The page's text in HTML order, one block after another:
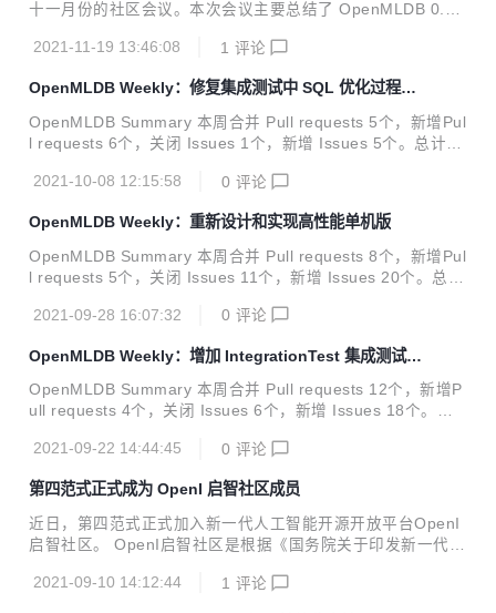
十一月份的社区会议。本次会议主要总结了 OpenMLDB 0.3.
时，社区成员对于 OpenMLDB 后续的需求和社区发展规划提
nMLDB 项目和社区的发展提供了很多宝贵的建议，主要记录
如下： Benchmark 不仅需要和现有工具的比对，而且需要明
确 OpenMLDB 本身的能力边界，比如数据承载量，具体场景
下的性能能力等。 监控模块是企业上线非常重要的功能，Ope
nMLDB 的监控模块需要关注系统健康状态和性...
2021-11-19 13:46:08 1 评论
OpenMLDB Weekly：修复集成测试中 SQL 优化过程重
复优化子节点的问题
OpenMLDB Summary 本周合并 Pull requests 5个，新增Pul
l requests 6个，关闭 Issues 1个，新增 Issues 5个。总计15
ull Requests fix: remove dup apply pass on the same phy
mon version to 2.7.1 for batch#482 merged 6 days ago fe
at: add taskma...
2021-10-08 12:15:58 0 评论
OpenMLDB Weekly：重新设计和实现高性能单机版
OpenMLDB Summary 本周合并 Pull requests 8个，新增Pul
l requests 5个，关闭 Issues 11个，新增 Issues 20个。总计
Pull Requests feat: support spark.master config to run job
d set in return string#464 feat: enable `TestWindowUnion`
te...
2021-09-28 16:07:32 0 评论
OpenMLDB Weekly：增加 IntegrationTest 集成测试模
块
OpenMLDB Summary 本周合并 Pull requests 12个，新增P
ull requests 4个，关闭 Issues 6个，新增 Issues 18个。总
rged Pull Requests feat: add integration test cicd#434 fea
etes java dependencies for taskmanager#400 fix: fix coun
t in some y...
2021-09-22 14:44:45 0 评论
第四范式正式成为 OpenI 启智社区成员
近日，第四范式正式加入新一代人工智能开源开放平台OpenI
启智社区。 OpenI启智社区是根据《国务院关于印发新一代人
人工智能产业技术创新战略联盟（AITISA）组织产学研用通力
2021-09-10 14:12:44 1 评论